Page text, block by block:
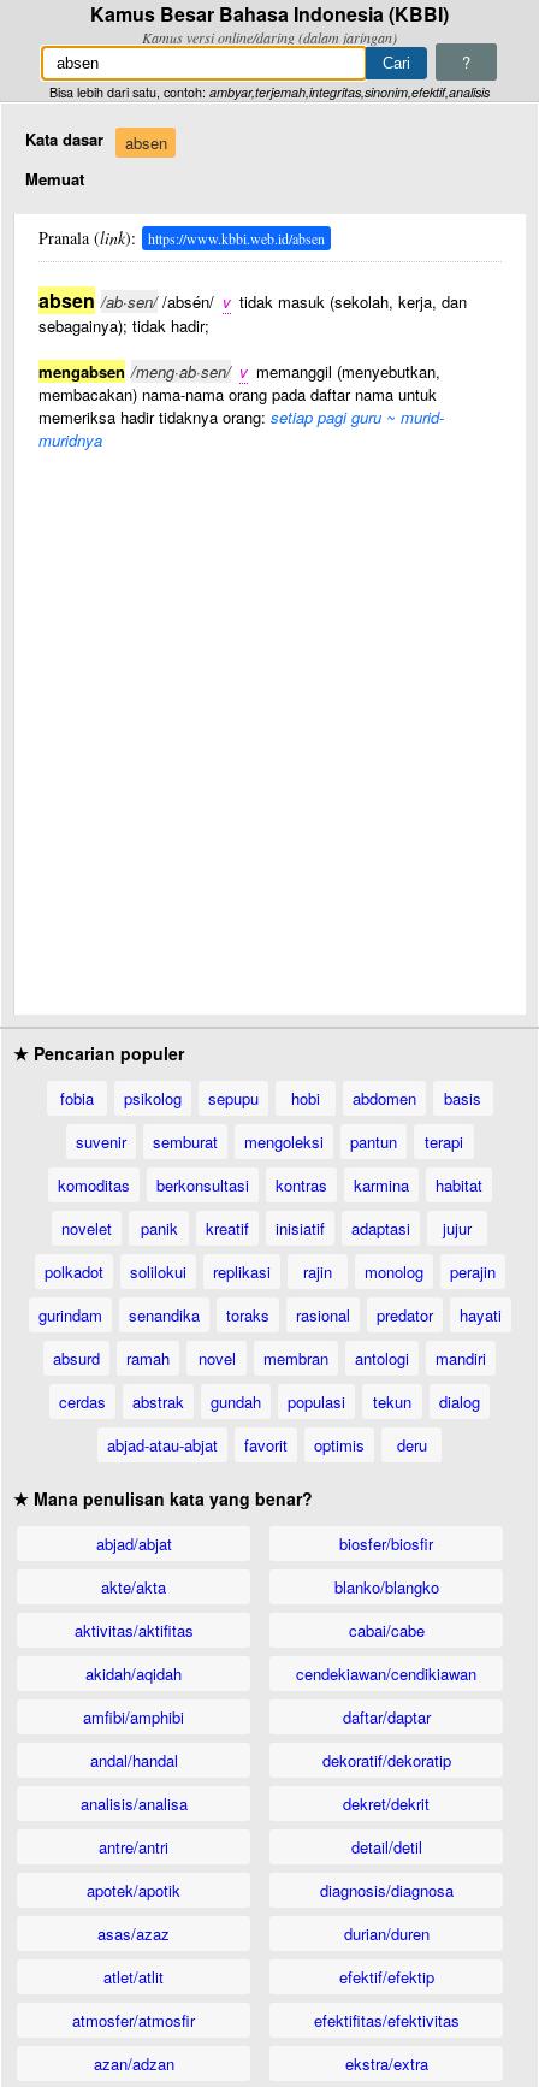
Kamus Besar Bahasa Indonesia (KBBI)
Kamus versi online/daring (dalam jaringan)
?
Bisa lebih dari satu, contoh: ambyar,terjemah,integritas,sinonim,efektif,analisis
Kata dasar
absen
Memuat
Pranala (link): https://www.kbbi.web.id/absen
absen /ab·sen//absén/ v tidak masuk (sekolah, kerja, dan
sebagainya); tidak hadir;
mengabsen /meng·ab·sen/ v memanggil (menyebutkan,
membacakan) nama-nama orang pada daftar nama untuk
memeriksa hadir tidaknya orang: setiap pagi guru ~ murid-
muridnya
★ Pencarian populer
fobia psikolog sepupu hobi abdomen
basis
suvenir
semburat mengoleksi pantun
terapi
komoditas
berkonsultasi kontras karmina
habitat
novelet
panik kreatif inisiatif adaptasi
jujur
polkadot
solilokui replikasi rajin monolog
perajin
gurindam
senandika toraks rasional predator
hayati
absurd
ramah novel membran antologi
mandiri
cerdas
abstrak gundah populasi tekun
dialog
abjad-atau-abjat
favorit optimis deru
★ Mana penulisan kata yang benar?
abjad/abjat
akte/akta
aktivitas/aktifitas
akidah/aqidah
amfibi/amphibi
andal/handal
analisis/analisa
antre/antri
apotek/apotik
asas/azaz
atlet/atlit
atmosfer/atmosfir
azan/adzan
biosfer/biosfir
blanko/blangko
cabai/cabe
cendekiawan/cendikiawan
daftar/daptar
dekoratif/dekoratip
dekret/dekrit
detail/detil
diagnosis/diagnosa
durian/duren
efektif/efektip
efektifitas/efektivitas
ekstra/extra